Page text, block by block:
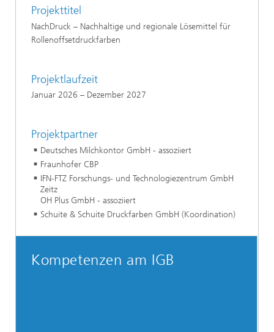
Projekttitel
NachDruck – Nachhaltige und regionale Lösemittel für
Rollenoffsetdruckfarben
Projektlaufzeit
Januar 2026 – Dezember 2027
Projektpartner
Deutsches Milchkontor GmbH - assoziiert
Fraunhofer CBP
IFN-FTZ Forschungs- und Technologiezentrum GmbH
Zeitz
OH Plus GmbH - assoziiert
Schuite & Schuite Druckfarben GmbH (Koordination)
Kompetenzen am IGB